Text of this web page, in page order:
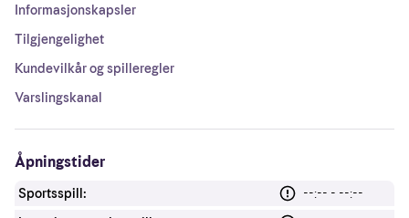
Informasjonskapsler
Tilgjengelighet
Kundevilkår og spilleregler
Varslingskanal
Åpningstider
Sportsspill:
--:-- - --:--